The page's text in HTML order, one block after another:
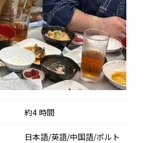
約4 時間
日本語/英語/中国語/ポルト